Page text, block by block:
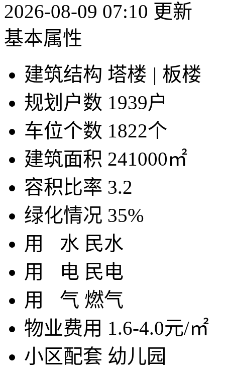
2026-08-09 07:10 更新
基本属性
建筑结构 塔楼 | 板楼
规划户数 1939户
车位个数 1822个
建筑面积 241000㎡
容积比率 3.2
绿化情况 35%
用 水 民水
用
电 民电
用 气 燃气
物业费用 1.6-4.0元/㎡
小区配套 幼儿园